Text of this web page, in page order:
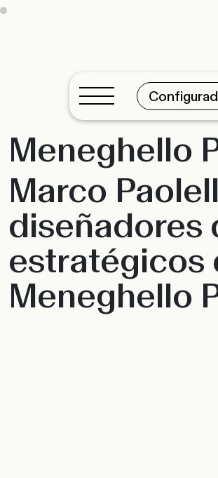
Meneghello
Marco
diseñadores
estratégicos
Meneghello